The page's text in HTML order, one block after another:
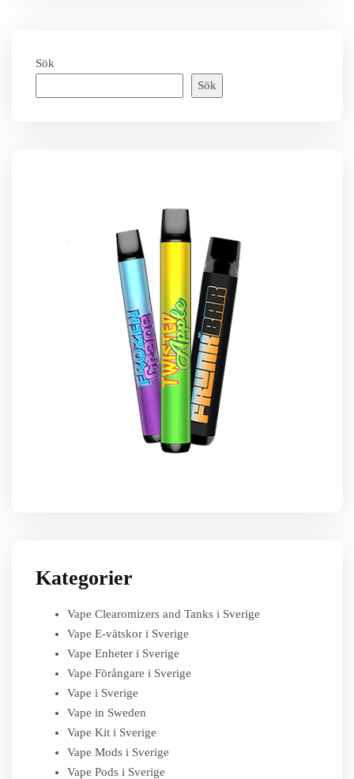
Sök
Sök
Kategorier
Vape Clearomizers and Tanks i Sverige
Vape E-vätskor i Sverige
Vape Enheter i Sverige
Vape Förångare i Sverige
Vape i Sverige
Vape in Sweden
Vape Kit i Sverige
Vape Mods i Sverige
Vape Pods i Sverige